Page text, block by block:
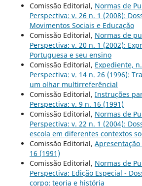
Comissão Editorial, Normas de
Perspectiva: v. 26 n. 1 (2008):
Movimentos Sociais e Educação
Comissão Editorial, Normas de
Perspectiva: v. 20 n. 1 (2002):
Portuguesa e seu ensino
Comissão Editorial, Expediente,
Perspectiva: v. 14 n. 26 (1996):
um olhar multirreferêncial
Comissão Editorial, Instruções
Perspectiva: v. 9 n. 16 (1991)
Comissão Editorial, Normas de
Perspectiva: v. 22 n. 1 (2004):
escola em diferentes contextos
Comissão Editorial, Apresentação
16 (1991)
Comissão Editorial, Normas de
Perspectiva: Edição Especial -
corpo: teoria e história